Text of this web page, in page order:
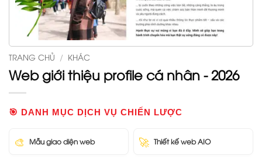
TRANG CHỦ / KHÁC
Web giới thiệu profile cá nhân - 2026
🎯 DANH MỤC DỊCH VỤ CHIẾN LƯỢC
🎨 Mẫu giao diện web 🚀 Thiết kế web AIO